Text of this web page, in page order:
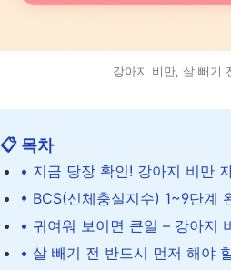
강아지 비만, 살 빼기
📋 목차
• 지금 당장 확인! 강아지 비만
• BCS(신체충실지수) 1~9단계
• 귀여워 보이면 큰일 – 강아지
• 살 빼기 전 반드시 먼저 해야